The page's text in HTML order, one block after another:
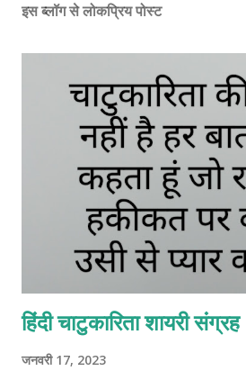
इस ब्लॉग से लोकप्रिय पोस्ट
हिंदी चाटुकारिता शायरी संग्रह
जनवरी 17, 2023